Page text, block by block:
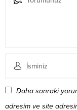
Daha sonraki
adresim ve site